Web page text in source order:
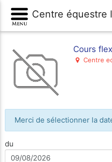
Centre équestre
Cours
Centre
Merci de sélectionner la
du